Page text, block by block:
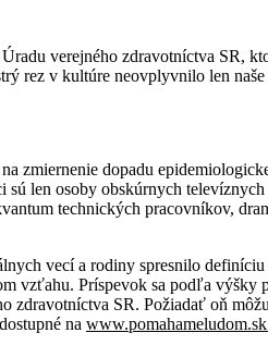
verejného zdravotníctva SR,
rez v kultúre neovplyvnilo len
zmiernenie dopadu
len osoby obskúrnych
technických pracovníkov,
vecí a rodiny spresnilo
vzťahu. Príspevok sa podľa výšky
SR. Požiadať oň
na www.pomahameludom.sk